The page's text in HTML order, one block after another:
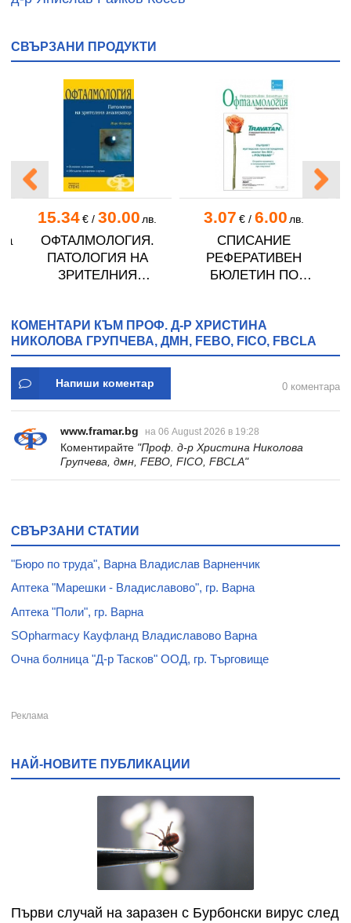
СВЪРЗАНИ ПРОДУКТИ
15.34 €/ 30.00 лв.
ОФТАЛМОЛОГИЯ.
ПАТОЛОГИЯ НА
ЗРИТЕЛНИЯ
3.07 €/ 6.00 лв.
СПИСАНИЕ
РЕФЕРАТИВЕН
БЮЛЕТИН ПО
КОМЕНТАРИ КЪМ ПРОФ. Д-Р ХРИСТИНА
НИКОЛОВА ГРУПЧЕВА, ДМН, FEBO, FICO, FBCLA
Напиши коментар 0 коментара
www.framar.bg на 06 August 2026 в 19:28
Коментирайте "Проф. д-р Христина Николова
Групчева, дмн, FEBO, FICO, FBCLA"
СВЪРЗАНИ СТАТИИ
"Бюро по труда", Варна Владислав Варненчик
Аптека "Марешки - Владиславово", гр. Варна
Аптека "Поли", гр. Варна
SOpharmacy Кауфланд Владиславово Варна
Очна болница "Д-р Тасков" ООД, гр. Търговище
НАЙ-НОВИТЕ ПУБЛИКАЦИИ
Първи случай на заразен с Бурбонски вирус след